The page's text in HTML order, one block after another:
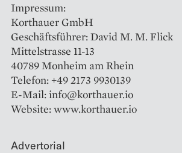
Impressum:
Korthauer GmbH
Geschäftsführer: David M. M. Flick
Mittelstrasse 11-13
40789 Monheim am Rhein ‍
Telefon: +49 2173 9930139
E-Mail: info@korthauer.io
Website: www.korthauer.io
Advertorial